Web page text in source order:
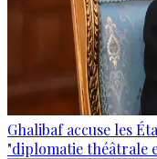
Ghalibaf accuse les
"diplomatie théâtrale